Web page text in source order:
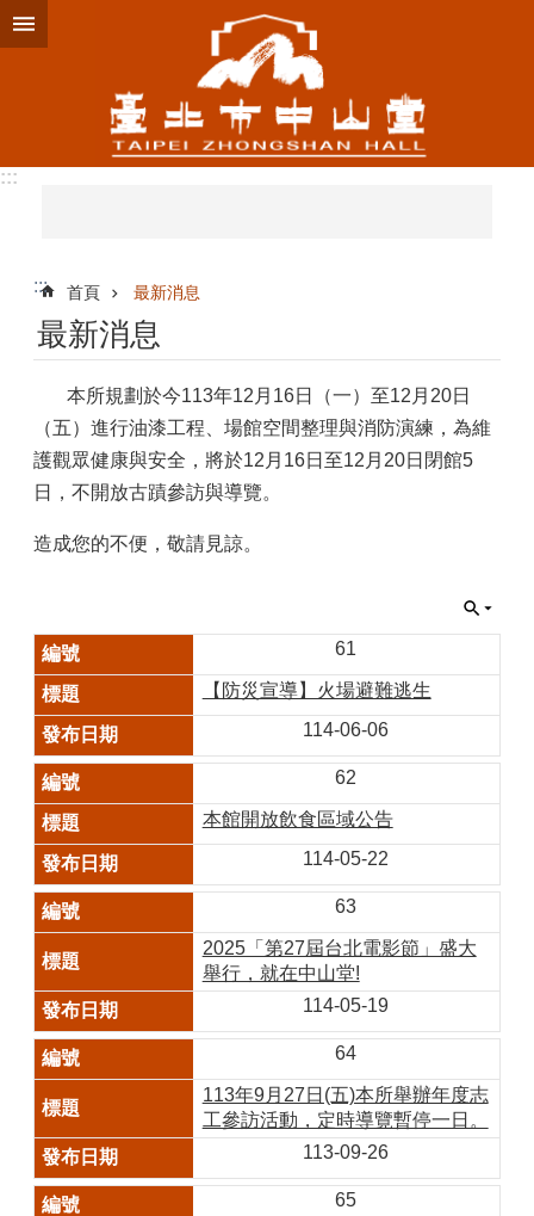
跳到主要內容區塊
:::
::: 首頁 最新消息
最新消息
本所規劃於今113年12月16日（一）至12月20日
（五）進行油漆工程、場館空間整理與消防演練，為維
護觀眾健康與安全，將於12月16日至12月20日閉館5
日，不開放古蹟參訪與導覽。
造成您的不便，敬請見諒。
61
【防災宣導】火場避難逃生
114-06-06
62
本館開放飲食區域公告
114-05-22
63
2025「第27屆台北電影節」盛大
舉行，就在中山堂!
114-05-19
64
113年9月27日(五)本所舉辦年度志
工參訪活動，定時導覽暫停一日。
113-09-26
65